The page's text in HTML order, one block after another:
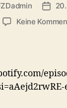
Keine